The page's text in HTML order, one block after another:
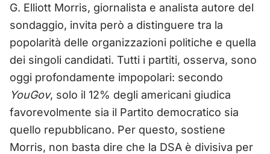
G. Elliott Morris, giornalista e analista autore del
sondaggio, invita però a distinguere tra la
popolarità delle organizzazioni politiche e quella
dei singoli candidati. Tutti i partiti, osserva, sono
oggi profondamente impopolari: secondo
YouGov, solo il 12% degli americani giudica
favorevolmente sia il Partito democratico sia
quello repubblicano. Per questo, sostiene
Morris, non basta dire che la DSA è divisiva per